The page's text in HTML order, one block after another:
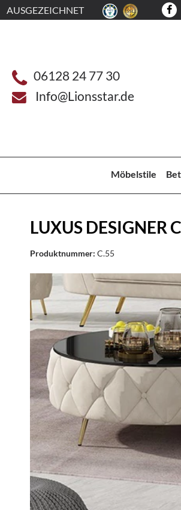
AUSGEZEICHNET
06128 24 77 30
Info@Lionsstar.de
Möbelstile
LUXUS DESIGNER
Produktnummer: C.55